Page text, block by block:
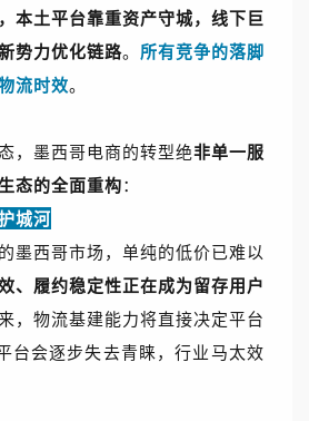
本土平台靠重资产守城，线下巨
势力优化链路。 所有竞争的落脚
流时效。
，墨西哥电商的转型绝非单一服
态的全面重构：
城河
墨西哥市场，单纯的低价已难以
、履约稳定性正在成为留存用户
，物流基建能力将直接决定平台
台会逐步失去青睐，行业马太效